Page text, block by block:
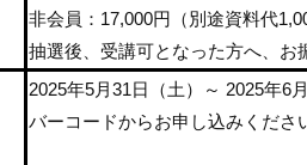
非会員：17,000円（別途資料代
抽選後、受講可となった方へ、
2025年5月31日（土）～ 2025年6
バーコードからお申し込みくださ